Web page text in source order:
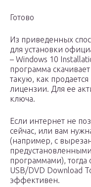
Готово
Из приведенных
для установки
– Windows 10
программа
такую, как
лицензии. Для ее
ключа.
Если интернет не
сейчас, или вам
(например, с
программами), тогда
USB/DVD Download
эффективен.